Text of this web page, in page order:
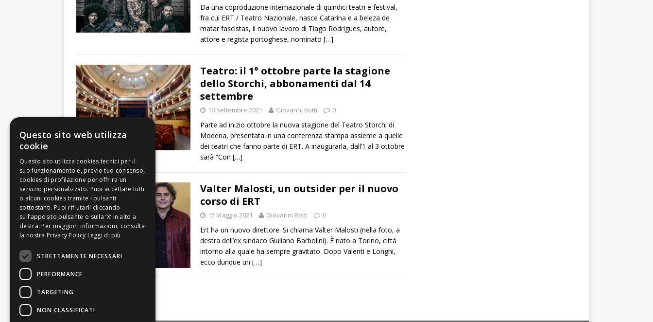
Da una coproduzione internazionale di quindici teatri e festival,
fra cui ERT / Teatro Nazionale, nasce Catarina e a beleza de
matar fascistas, il nuovo lavoro di Tiago Rodrigues, autore,
attore e regista portoghese, nominato […]
Teatro: il 1° ottobre parte la stagione
dello Storchi, abbonamenti dal 14
settembre
10 Settembre 2021 Giovanni Botti 0
Parte ad inizio ottobre la nuova stagione del Teatro Storchi di
Modena, presentata in una conferenza stampa assieme a quelle
dei teatri che fanno parte di ERT. A inaugurarla, dall’1 al 3 ottobre
sarà “Con […]
Valter Malosti, un outsider per il nuovo
corso di ERT
15 Maggio 2021 Giovanni Botti 0
Ert ha un nuovo direttore. Si chiama Valter Malosti (nella foto, a
destra dell’ex sindaco Giuliano Barbolini). È nato a Torino, città
intorno alla quale ha sempre gravitato. Dopo Valenti e Longhi,
ecco dunque un […]
Questo sito web utilizza
cookie
Leggi di più
STRETTAMENTE NECESSARI
PERFORMANCE
TARGETING
NON CLASSIFICATI